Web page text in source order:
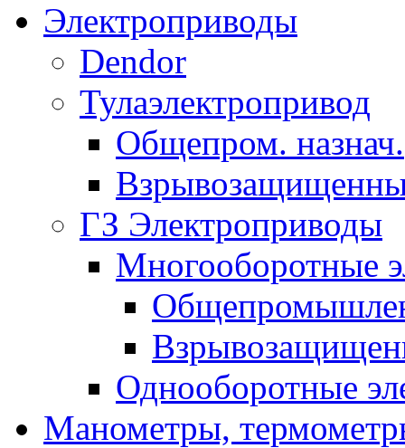
Электроприводы
Dendor
Тулаэлектропривод
Общепром. назнач.
ГЗ Электроприводы
Многооборотные
Однооборотные
Манометры,